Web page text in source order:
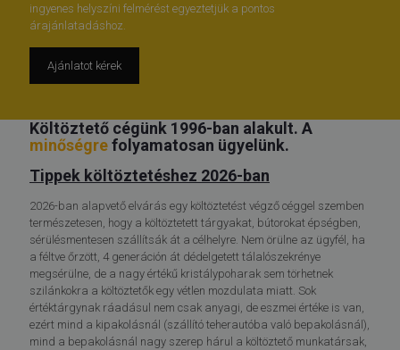
ingyenes helyszíni felmérést egyeztetjük a pontos
árajánlatadáshoz.
Ajánlatot kérek
Költöztető cégünk 1996-ban alakult. A
minőségrefolyamatosan ügyelünk.
Tippek költöztetéshez 2026-ban
2026-ban alapvető elvárás egy költöztetést végző céggel szemben
természetesen, hogy a költöztetett tárgyakat, bútorokat épségben,
sérülésmentesen szállítsák át a célhelyre. Nem örülne az ügyfél, ha
a féltve őrzött, 4 generáción át dédelgetett tálalószekrénye
megsérülne, de a nagy értékű kristálypoharak sem törhetnek
szilánkokra a költöztetők egy vétlen mozdulata miatt. Sok
értéktárgynak ráadásul nem csak anyagi, de eszmei értéke is van,
ezért mind a kipakolásnál (szállító teherautóba való bepakolásnál),
mind a bepakolásnál nagy szerep hárul a költöztető munkatársak,